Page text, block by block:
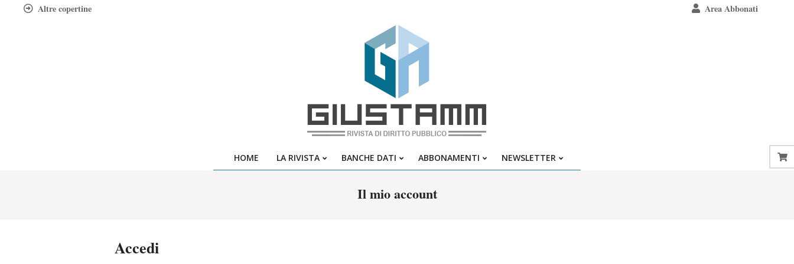
Altre copertine Area Abbonati
Giustamm
Primary
Menu
HOME LA RIVISTA BANCHE DATI ABBONAMENTI NEWSLETTER
Il mio account
Accedi